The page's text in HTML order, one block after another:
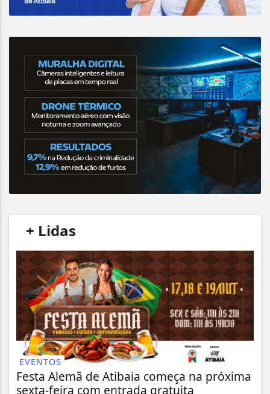
+ Lidas
EVENTOS
Festa Alemã de Atibaia começa na próxima
sexta-feira com entrada gratuita